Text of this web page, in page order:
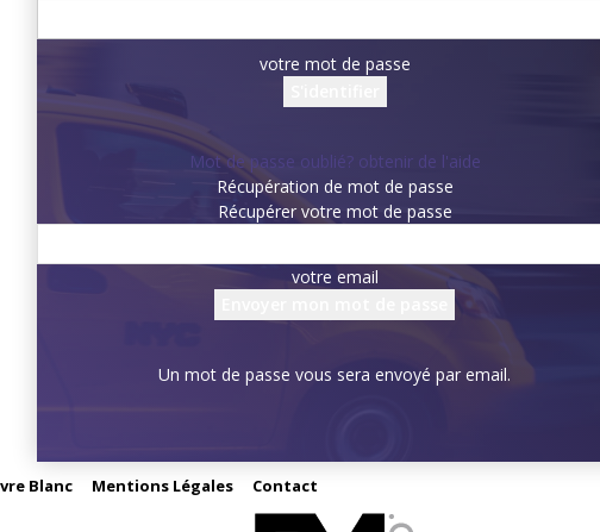
votre mot de passe
Mot de passe oublié? obtenir de l'aide
Récupération de mot de passe
Récupérer votre mot de passe
votre email
Un mot de passe vous sera envoyé par email.
Blanc Mentions Légales Contact